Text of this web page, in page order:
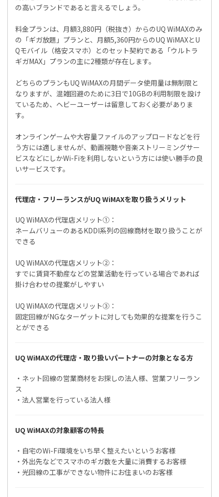
の高いブランドであると言えるでしょう。
料金プランは、月額3,880円（税抜き）からのUQ WiMAXのみ
の「ギガ放題」プランと、月額5,360円からのUQ WiMAXとU
Qモバイル（格安スマホ）とのセット契約である「ウルトラ
ギガMAX」プランの主に2種類が存在します。
どちらのプランもUQ WiMAXの月間データ使用量は無制限と
なりますが、混雑回避のために3日で10GBの利用制限を設け
ているため、ヘビーユーザーは留意しておく必要がありま
す。
オンラインゲームや大容量ファイルのアップロードなどを行
う方には適しませんが、動画視聴や音楽ストリーミングサー
ビスなどにしかWi-Fiを利用しないという方には使い勝手の良
いサービスです。
代理店・フリーランスがUQ WiMAXを取り扱うメリット
UQ WiMAXの代理店メリット①：
ネームバリューのあるKDDI系列の回線商材を取り扱うことが
できる
UQ WiMAXの代理店メリット②：
すでに賃貸不動産などの営業活動を行っている場合であれば
掛け合わせの提案がしやすい
UQ WiMAXの代理店メリット③：
固定回線がNGなターゲットに対しても効果的な提案を行うこ
とができる
UQ WiMAXの代理店・取り扱いパートナーの対象となる方
・ネット回線の営業商材をお探しの法人様、営業フリーラン
ス
・法人営業を行っている法人様
UQ WiMAXの対象顧客の特長
・自宅のWi-Fi環境をいち早く整えたいというお客様
・外出先などでスマホのギガ数を大量に消費するお客様
・光回線の工事ができない物件にお住まいのお客様